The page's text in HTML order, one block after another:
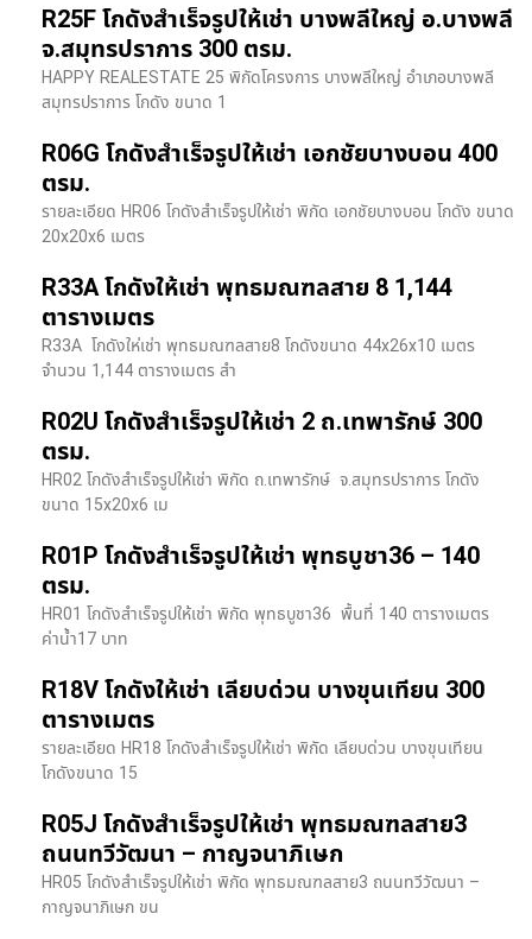
R25F โกดังสำเร็จรูปให้เช่า บางพลีใหญ่ อ.บางพลี
จ.สมุทรปราการ 300 ตรม.
HAPPY REALESTATE 25 พิกัดโครงการ บางพลีใหญ่ อำเภอบางพลี
สมุทรปราการ โกดัง ขนาด 1
R06G โกดังสำเร็จรูปให้เช่า เอกชัยบางบอน 400
ตรม.
รายละเอียด HR06 โกดังสำเร็จรูปให้เช่า พิกัด เอกชัยบางบอน โกดัง ขนาด
20x20x6 เมตร
R33A โกดังให้เช่า พุทธมณฑลสาย 8 1,144
ตารางเมตร
R33A โกดังให่เช่า พุทธมณฑลสาย8 โกดังขนาด 44x26x10 เมตร
จำนวน 1,144 ตารางเมตร สำ
R02U โกดังสำเร็จรูปให้เช่า 2 ถ.เทพารักษ์ 300
ตรม.
HR02 โกดังสำเร็จรูปให้เช่า พิกัด ถ.เทพารักษ์ จ.สมุทรปราการ โกดัง
ขนาด 15x20x6 เม
R01P โกดังสำเร็จรูปให้เช่า พุทธบูชา36 – 140
ตรม.
HR01 โกดังสำเร็จรูปให้เช่า พิกัด พุทธบูชา36 พื้นที่ 140 ตารางเมตร
ค่าน้ำ17 บาท
R18V โกดังให้เช่า เลียบด่วน บางขุนเทียน 300
ตารางเมตร
รายละเอียด HR18 โกดังสำเร็จรูปให้เช่า พิกัด เลียบด่วน​ บางขุนเทียน​
โกดังขนาด 15
R05J โกดังสำเร็จรูปให้เช่า พุทธมณฑลสาย3
ถนนทวีวัฒนา – กาญจนาภิเษก
HR05 โกดังสำเร็จรูปให้เช่า พิกัด พุทธมณฑลสาย3 ถนนทวีวัฒนา –
กาญจนาภิเษก ขน